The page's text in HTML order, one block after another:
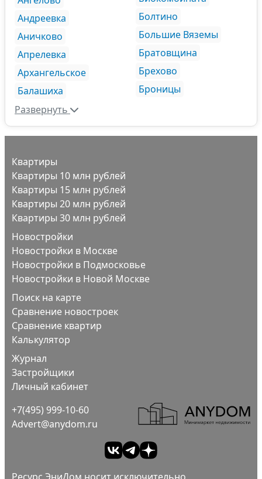
Андреевка
Аничково
Апрелевка
Архангельское
Балашиха
Болтино
Большие Вяземы
Братовщина
Брехово
Броницы
Развернуть
Квартиры
Квартиры 10 млн рублей
Квартиры 15 млн рублей
Квартиры 20 млн рублей
Квартиры 30 млн рублей
Новостройки
Новостройки в Москве
Новостройки в Подмосковье
Новостройки в Новой Москве
Поиск на карте
Сравнение новостроек
Сравнение квартир
Калькулятор
Журнал
Застройщики
Личный кабинет
+7(495) 999-10-60
Advert@anydom.ru